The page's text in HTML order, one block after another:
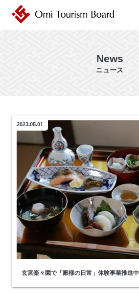
News
ニュース
2023.05.01
玄宮楽々園で「殿様の日常」体験事業推進中